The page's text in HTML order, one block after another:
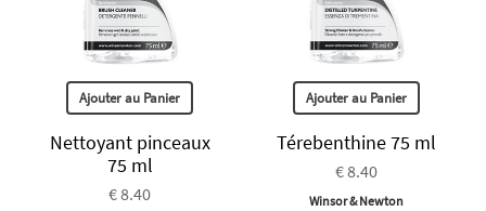
Ajouter au Panier
Nettoyant pinceaux
75 ml
€ 8.40
Ajouter au Panier
Térebenthine 75 ml
€ 8.40
Winsor & Newton